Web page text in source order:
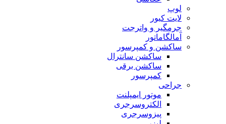
لوپ
لایت کیور
جرمگیر و واترجت
آمالگاماتور
ساکشن و کمپرسور
ساکشن سانترال
ساکشن برقی
کمپرسور
جراحی
موتور ایمپلنت
الکتروسرجری
پیزوسرجری